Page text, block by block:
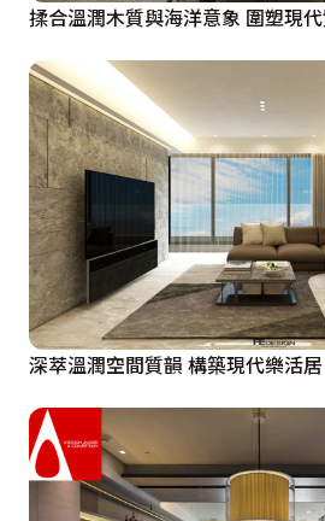
揉合溫潤木質與海洋意象 圍塑現
深萃溫潤空間質韻 構築現代樂活居